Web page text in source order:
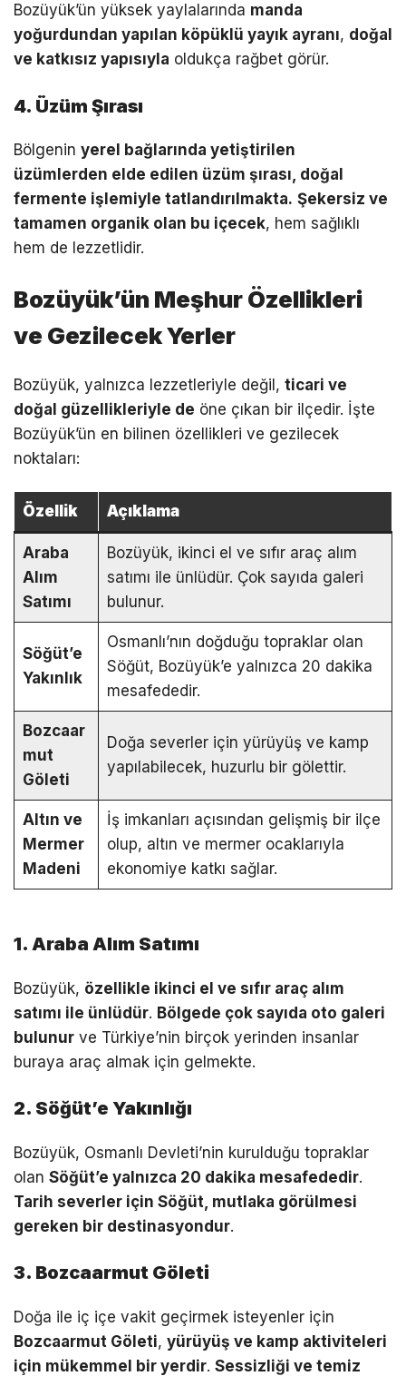
Bozüyük’ün yüksek yaylalarında manda
yoğurdundan yapılan köpüklü yayık ayranı, doğal
ve katkısız yapısıyla oldukça rağbet görür.
4. Üzüm Şırası
Bölgenin yerel bağlarında yetiştirilen
üzümlerden elde edilen üzüm şırası, doğal
fermente işlemiyle tatlandırılmakta. Şekersiz ve
tamamen organik olan bu içecek, hem sağlıklı
hem de lezzetlidir.
Bozüyük’ün Meşhur Özellikleri
ve Gezilecek Yerler
Bozüyük, yalnızca lezzetleriyle değil, ticari ve
doğal güzellikleriyle de öne çıkan bir ilçedir. İşte
Bozüyük’ün en bilinen özellikleri ve gezilecek
noktaları:
Özellik Açıklama
Araba
Alım
Satımı
Bozüyük, ikinci el ve sıfır araç alım
satımı ile ünlüdür. Çok sayıda galeri
bulunur.
Söğüt’e
Yakınlık
Osmanlı’nın doğduğu topraklar olan
Söğüt, Bozüyük’e yalnızca 20 dakika
mesafededir.
Bozcaar
mut
Göleti
Doğa severler için yürüyüş ve kamp
yapılabilecek, huzurlu bir gölettir.
Altın ve
Mermer
Madeni
İş imkanları açısından gelişmiş bir ilçe
olup, altın ve mermer ocaklarıyla
ekonomiye katkı sağlar.
1. Araba Alım Satımı
Bozüyük, özellikle ikinci el ve sıfır araç alım
satımı ile ünlüdür. Bölgede çok sayıda oto galeri
bulunur ve Türkiye’nin birçok yerinden insanlar
buraya araç almak için gelmekte.
2. Söğüt’e Yakınlığı
Bozüyük, Osmanlı Devleti’nin kurulduğu topraklar
olan Söğüt’e yalnızca 20 dakika mesafededir.
Tarih severler için Söğüt, mutlaka görülmesi
gereken bir destinasyondur.
3. Bozcaarmut Göleti
Doğa ile iç içe vakit geçirmek isteyenler için
Bozcaarmut Göleti, yürüyüş ve kamp aktiviteleri
için mükemmel bir yerdir. Sessizliği ve temiz